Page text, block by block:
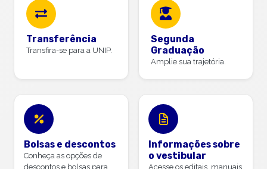
Transferência
Transfira-se para a UNIP.
Segunda
Graduação
Amplie sua trajetória.
Bolsas e descontos
Conheça as opções de
descontos e bolsas para
Informações sobre
o vestibular
Acesse os editais, manuais